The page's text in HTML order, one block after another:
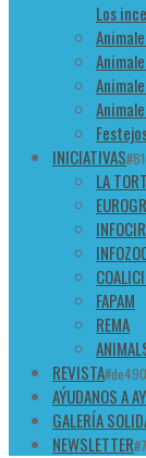
Los
INICIATIVAS
LA
FAPAM
REMA
REVISTA
AÝUDANOS A
GALERÍA
NEWSLETTER